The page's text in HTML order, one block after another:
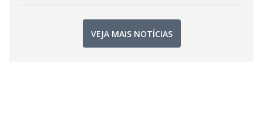
VEJA MAIS NOTÍCIAS